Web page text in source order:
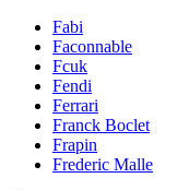
Fabi
Faconnable
Fcuk
Fendi
Ferrari
Franck Boclet
Frapin
Frederic Malle